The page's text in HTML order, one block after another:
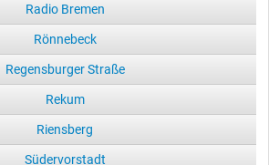
Radio Bremen
Rönnebeck
Regensburger Straße
Rekum
Riensberg
Südervorstadt